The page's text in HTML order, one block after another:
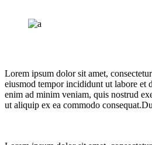
Lorem ipsum dolor sit amet,
eiusmod tempor incididunt ut labore et
enim ad minim veniam, quis nostrud
ut aliquip ex ea commodo